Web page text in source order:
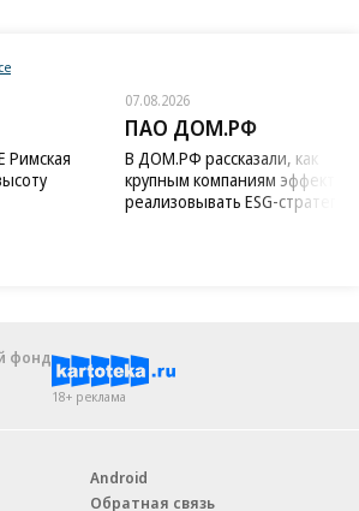
Римская
07.08.2026
ПАО ДОМ.РФ
В ДОМ.РФ рассказали, как
крупным компаниям
реализовывать ESG-стратегию
фонд
18+ реклама
Android
Обратная связь